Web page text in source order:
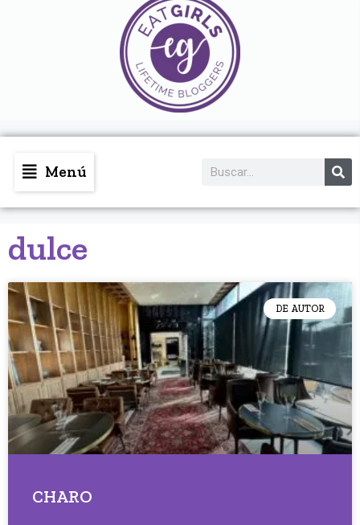
Menú
dulce
DE AUTOR
CHARO